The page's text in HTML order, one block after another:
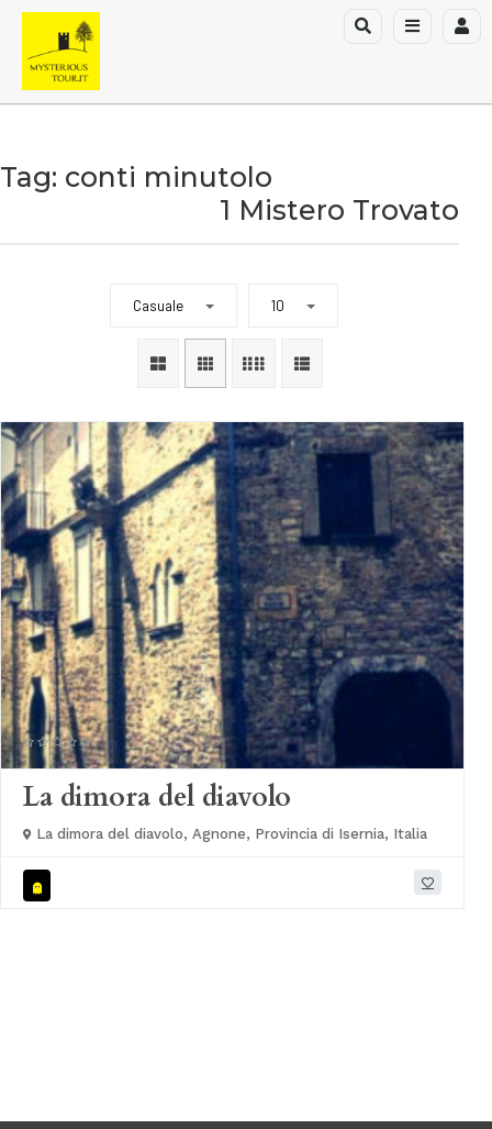
Tag: conti minutolo
1 Mistero Trovato
Casuale 10
La dimora del diavolo
La dimora del diavolo, Agnone, Provincia di Isernia, Italia